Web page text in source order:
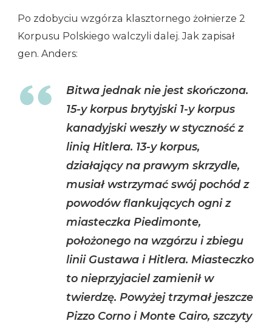
Po zdobyciu wzgórza klasztornego żołnierze 2
Korpusu Polskiego walczyli dalej. Jak zapisał
gen. Anders:
Bitwa jednak nie jest skończona.
15-y korpus brytyjski 1-y korpus
kanadyjski weszły w styczność z
linią Hitlera. 13-y korpus,
działający na prawym skrzydle,
musiał wstrzymać swój pochód z
powodów flankujących ogni z
miasteczka Piedimonte,
położonego na wzgórzu i zbiegu
linii Gustawa i Hitlera. Miasteczko
to nieprzyjaciel zamienił w
twierdzę. Powyżej trzymał jeszcze
Pizzo Corno i Monte Cairo, szczyty